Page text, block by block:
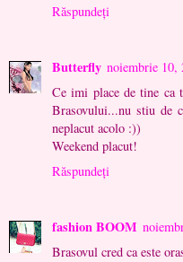
Răspundeți
Butterfly noiembrie 10,
Ce imi place de tine ca
Brasovului...nu stiu de
neplacut acolo :))
Weekend placut!
Răspundeți
fashion BOOM
Brasovul cred ca este